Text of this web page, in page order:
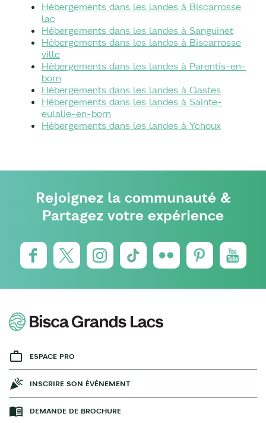
Hébergements dans les landes à Biscarrosse
lac
Hébergements dans les landes à Sanguinet
Hébergements dans les landes à Biscarrosse
ville
Hébergements dans les landes à Parentis-en-
born
Hébergements dans les landes à Gastes
Hébergements dans les landes à Sainte-
eulalie-en-born
Hébergements dans les landes à Ychoux
Rejoignez la communauté &
Partagez votre expérience
ESPACE PRO
INSCRIRE SON ÉVÉNEMENT
DEMANDE DE BROCHURE